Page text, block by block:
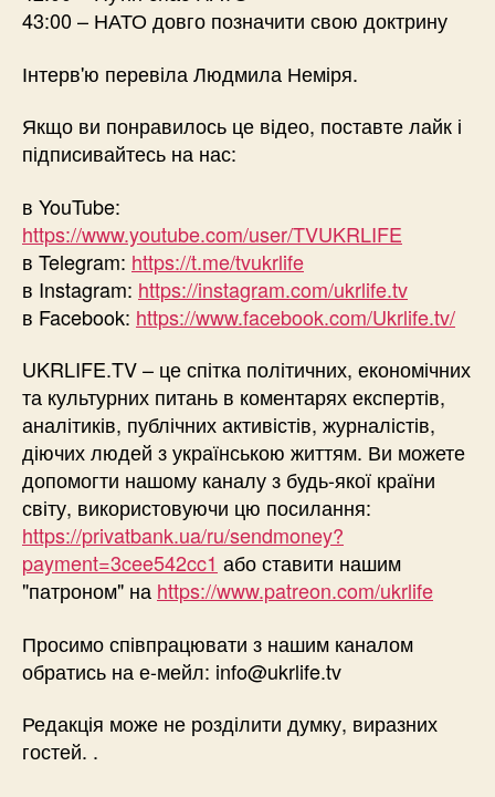
43:00 – НАТО довго позначити свою доктрину
Інтерв'ю перевіла Людмила Неміря.
Якщо ви понравилось це відео, поставте лайк і
підписивайтесь на нас:
в YouTube:
https://www.youtube.com/user/TVUKRLIFE
в Telegram: https://t.me/tvukrlife
в Instagram: https://instagram.com/ukrlife.tv
в Facebook: https://www.facebook.com/Ukrlife.tv/
UKRLIFE.TV – це спітка політичних, економічних
та культурних питань в коментарях експертів,
аналітиків, публічних активістів, журналістів,
діючих людей з українською життям. Ви можете
допомогти нашому каналу з будь-якої країни
світу, використовуючи цю посилання:
https://privatbank.ua/ru/sendmoney?
payment=3cee542cc1 або ставити нашим
"патроном" на https://www.patreon.com/ukrlife
Просимо співпрацювати з нашим каналом
обратись на е-мейл: info@ukrlife.tv
Редакція може не розділити думку, виразних
гостей. .